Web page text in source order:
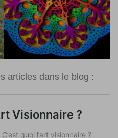
articles dans le blog :